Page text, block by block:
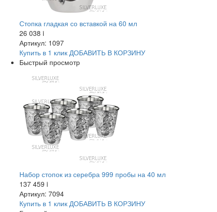
Стопка гладкая со вставкой на 60 мл
26 038 i
Артикул: 1097
Купить в 1 клик ДОБАВИТЬ В КОРЗИНУ
Быстрый просмотр
Набор стопок из серебра 999 пробы на 40 мл
137 459 i
Артикул: 7094
Купить в 1 клик ДОБАВИТЬ В КОРЗИНУ